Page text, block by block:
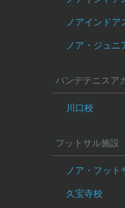
ノアインドア
ノア・ジュニ
バンデテニスア
川口校
フットサル施設
ノア・フット
久宝寺校